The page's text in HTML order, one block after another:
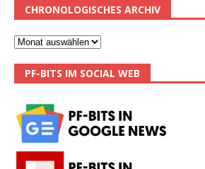
CHRONOLOGISCHES ARCHIV
PF-BITS IM SOCIAL WEB